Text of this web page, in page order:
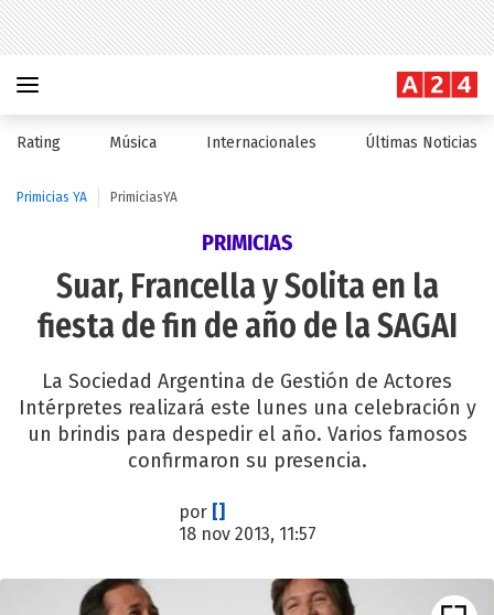
Rating Música Internacionales Últimas Noticias
Primicias YA PrimiciasYA
PRIMICIAS
Suar, Francella y Solita en la
fiesta de fin de año de la SAGAI
La Sociedad Argentina de Gestión de Actores
Intérpretes realizará este lunes una celebración y
un brindis para despedir el año. Varios famosos
confirmaron su presencia.
por []
18 nov 2013, 11:57